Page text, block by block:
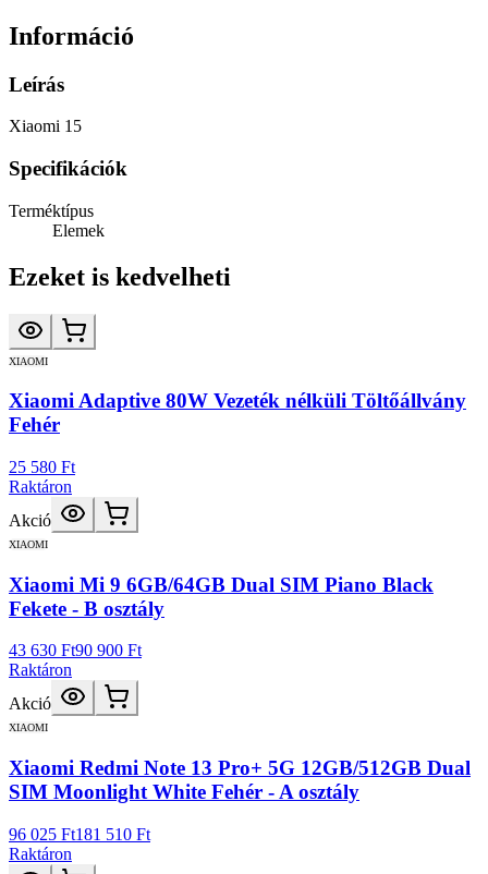
Információ
Leírás
Xiaomi 15
Specifikációk
Terméktípus
Elemek
Ezeket is kedvelheti
XIAOMI
Xiaomi Adaptive 80W Vezeték nélküli Töltőállvány
Fehér
25 580 Ft
Raktáron
Akció
XIAOMI
Xiaomi Mi 9 6GB/64GB Dual SIM Piano Black
Fekete - B osztály
43 630 Ft90 900 Ft
Raktáron
Akció
XIAOMI
Xiaomi Redmi Note 13 Pro+ 5G 12GB/512GB Dual
SIM Moonlight White Fehér - A osztály
96 025 Ft181 510 Ft
Raktáron